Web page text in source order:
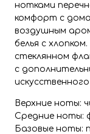
нотками
комфорт с
воздушным
белья с
стеклянном
с
Верхние ноты:
Средние ноты:
Базовые ноты: